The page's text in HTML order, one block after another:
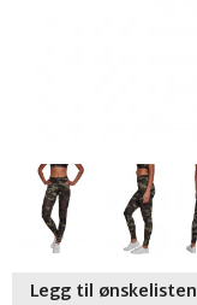
Legg til ønskelisten